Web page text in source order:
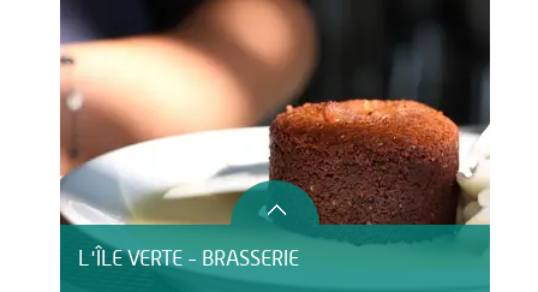
L'ÎLE VERTE - BRASSERIE